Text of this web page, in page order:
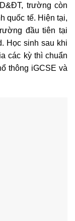
trường còn
quốc tế. Hiện tại,
đầu tiên tại
Học sinh sau khi
các kỳ thì chuẩn
thông iGCSE và